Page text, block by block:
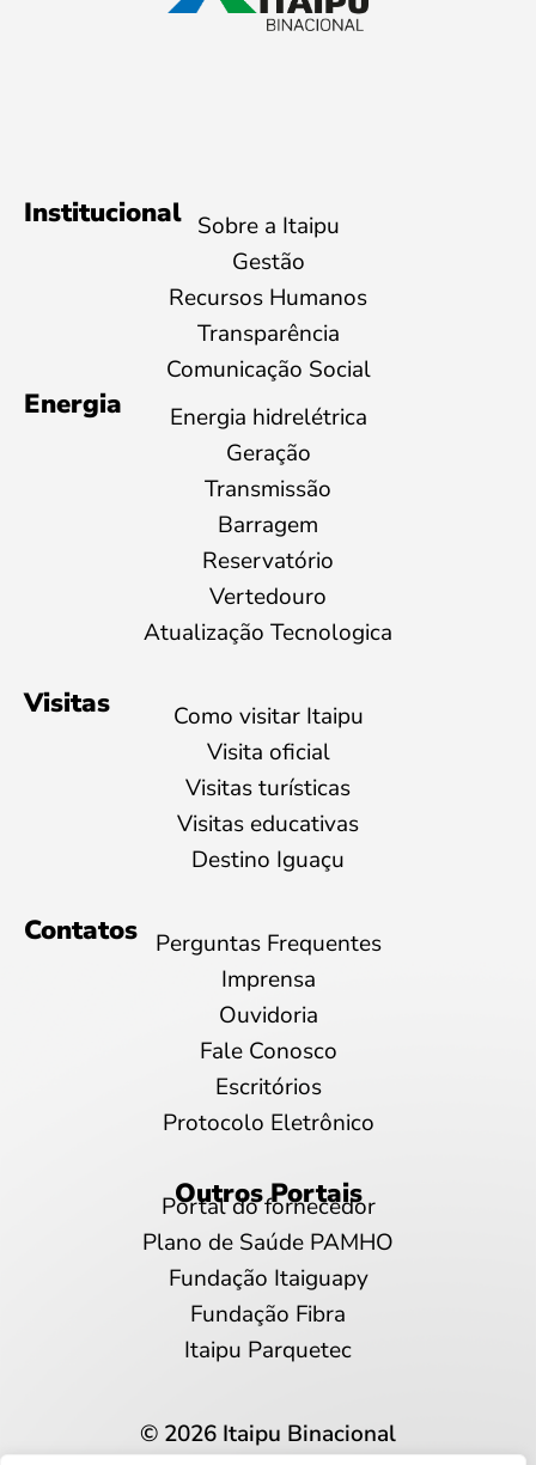
Institucional Sobre a Itaipu
Gestão
Recursos Humanos
Transparência
Comunicação Social
Energia
Energia hidrelétrica
Geração
Transmissão
Barragem
Reservatório
Vertedouro
Atualização Tecnologica
Visitas
Como visitar Itaipu
Visita oficial
Visitas turísticas
Visitas educativas
Destino Iguaçu
Contatos
Perguntas Frequentes
Imprensa
Ouvidoria
Fale Conosco
Escritórios
Protocolo Eletrônico
Outros Portais
Portal do fornecedor
Plano de Saúde PAMHO
Fundação Itaiguapy
Fundação Fibra
Itaipu Parquetec
© 2026 Itaipu Binacional